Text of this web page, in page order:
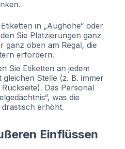
in „Aughöhe“ oder
Sie Platzierungen ganz
ganz oben am Regal, die
erfordern.
Sie Etiketten an jedem
Stelle (z. B. immer
Das Personal
was die
erhöht.
Einflüssen